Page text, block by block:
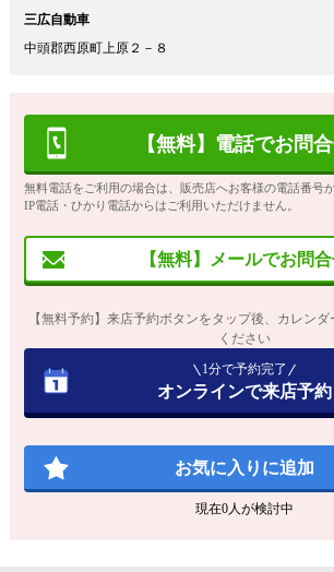
三広自動車
中頭郡西原町上原２－８
【無料】電話でお問
無料電話をご利用の場合は、販売店へお客様の電話番号
IP電話・ひかり電話からはご利用いただけません。
【無料】メールでお問
【無料予約】来店予約ボタンをタップ後、カレン
ください
1分で予約完了
オンラインで来店予約
お気に入りに追加
現在0人が検討中